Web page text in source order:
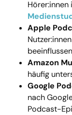
Hörer:innen
Apple
Amazon
häufig
Google
nach
Podcast-